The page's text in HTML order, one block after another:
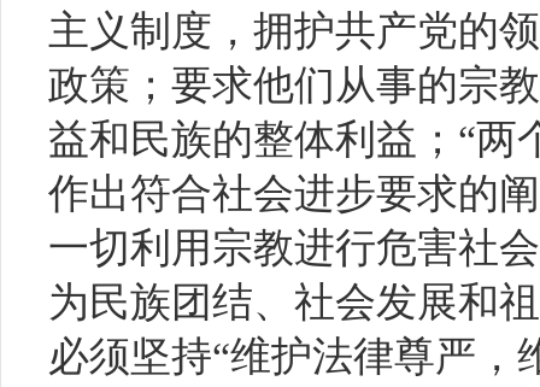
主义制度，拥护共产党的
政策；要求他们从事的宗
益和民族的整体利益；“两
作出符合社会进步要求的
一切利用宗教进行危害社
为民族团结、社会发展和
必须坚持“维护法律尊严